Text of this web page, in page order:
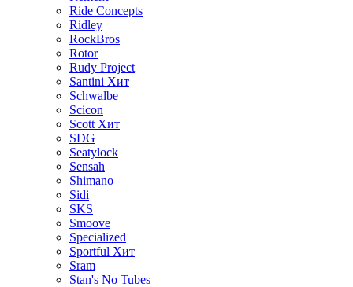
Ride Concepts
Ridley
RockBros
Rotor
Rudy Project
Santini Хит
Schwalbe
Scicon
Scott Хит
SDG
Seatylock
Sensah
Shimano
Sidi
SKS
Smoove
Specialized
Sportful Хит
Sram
Stan's No Tubes